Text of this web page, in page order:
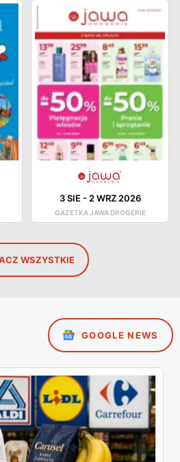
3 SIE - 2 WRZ 2026
GAZETKA JAWA DROGERIE
WSZYSTKIE
GOOGLE NEWS